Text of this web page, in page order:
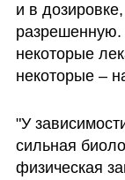
и в
разрешенную.
некоторые
некоторые –
"У
сильная
физическая